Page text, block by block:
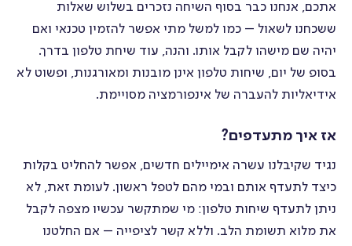
אתכם, אנחנו כבר בסוף השיחה נזכרים בשלוש שאלות
ששכחנו לשאול – כמו למשל מתי אפשר להזמין טכנאי ואם
יהיה שם מישהו לקבל אותו. והנה, עוד שיחת טלפון בדרך.
בסופ של יום, שיחות טלפון אינן מובנות ומאורגנות, ופשוט לא
אידיאליות להעברה של אינפורמציה מסויימת.
אז איך מתעדפים?
נגיד שקיבלנו עשרה אימיילים חדשים, אפשר להחליט בקלות
כיצד לתעדף אותם ובמי מהם לטפל ראשון. לעומת זאת, לא
ניתן לתעדף שיחות טלפון: מי שמתקשר עכשיו מצפה לקבל
את מלוא תשומת הלב. וללא קשר לציפייה – אם החלטנו